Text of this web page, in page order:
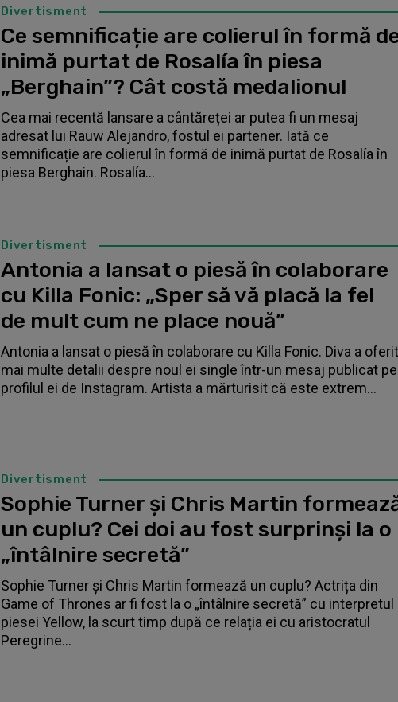
Divertisment
Ce semnificație are colierul în formă
inimă purtat de Rosalía în piesa
„Berghain”? Cât costă medalionul
Cea mai recentă lansare a cântăreței ar putea fi un mesaj
adresat lui Rauw Alejandro, fostul ei partener. Iată ce
semnificație are colierul în formă de inimă purtat de Rosalía în
piesa Berghain. Rosalía...
Divertisment
Antonia a lansat o piesă în colaborare
cu Killa Fonic: „Sper să vă placă la fel
de mult cum ne place nouă”
Antonia a lansat o piesă în colaborare cu Killa Fonic. Diva a oferit
mai multe detalii despre noul ei single într-un mesaj publicat pe
profilul ei de Instagram. Artista a mărturisit că este extrem...
Divertisment
Sophie Turner și Chris Martin
un cuplu? Cei doi au fost surprinși la o
„întâlnire secretă”
Sophie Turner și Chris Martin formează un cuplu? Actrița din
Game of Thrones ar fi fost la o „întâlnire secretă” cu interpretul
piesei Yellow, la scurt timp după ce relația ei cu aristocratul
Peregrine...